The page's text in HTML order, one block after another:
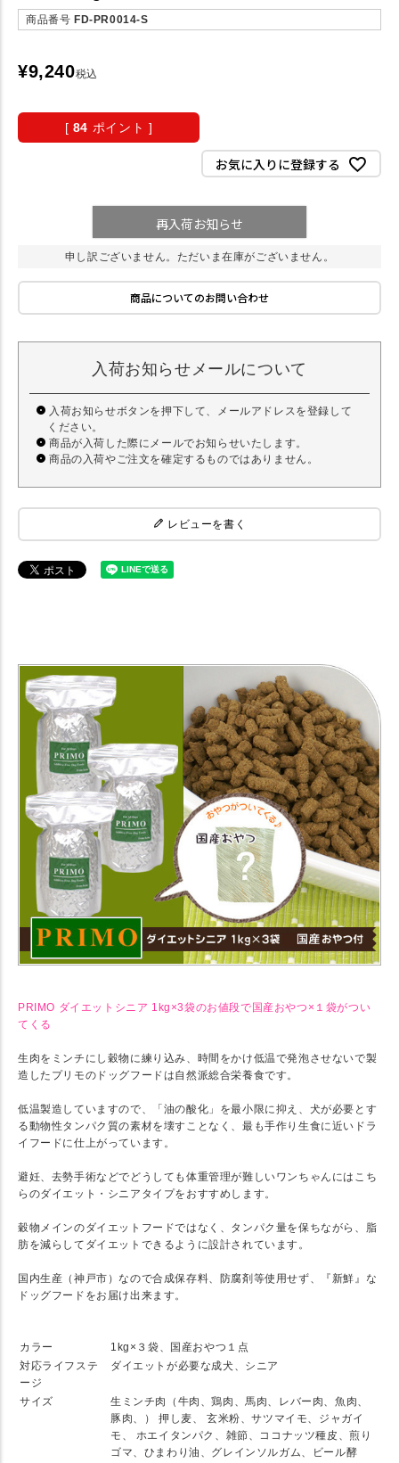
商品番号 FD-PR0014-S
¥9,240税込
[ 84 ポイント ]
お気に入りに登録する
再入荷お知らせ
申し訳ございません。ただいま在庫がございません。
商品についてのお問い合わせ
入荷お知らせメールについて
入荷お知らせボタンを押下して、メールアドレスを登録して
ください。
商品が入荷した際にメールでお知らせいたします。
商品の入荷やご注文を確定するものではありません。
レビューを書く
PRIMO ダイエットシニア 1kg×3袋のお値段で国産おやつ×１袋がつい
てくる
生肉をミンチにし穀物に練り込み、時間をかけ低温で発泡させないで製
造したプリモのドッグフードは自然派総合栄養食です。
低温製造していますので、「油の酸化」を最小限に抑え、犬が必要とす
る動物性タンパク質の素材を壊すことなく、最も手作り生食に近いドラ
イフードに仕上がっています。
避妊、去勢手術などでどうしても体重管理が難しいワンちゃんにはこち
らのダイエット・シニアタイプをおすすめします。
穀物メインのダイエットフードではなく、タンパク量を保ちながら、脂
肪を減らしてダイエットできるように設計されています。
国内生産（神戸市）なので合成保存料、防腐剤等使用せず、『新鮮』な
ドッグフードをお届け出来ます。
カラー
1kg×３袋、国産おやつ１点
対応ライフステ
ージ
ダイエットが必要な成犬、シニア
サイズ
生ミンチ肉（牛肉、鶏肉、馬肉、レバー肉、魚肉、
豚肉、） 押し麦、 玄米粉、サツマイモ、ジャガイ
モ、 ホエイタンパク、雑節、ココナッツ種皮、煎り
ゴマ、ひまわり油、グレインソルガム、ビール酵